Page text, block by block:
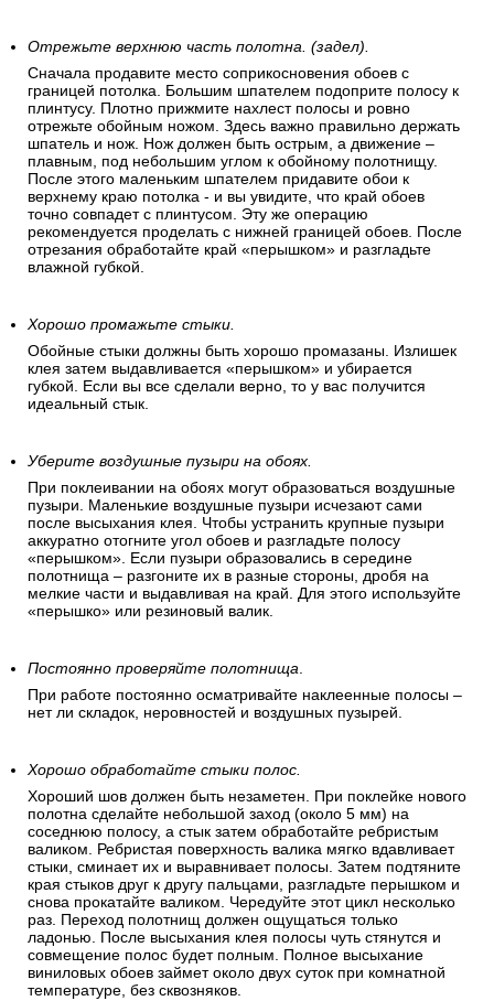
Отрежьте верхнюю часть полотна. (задел).
Сначала продавите место соприкосновения обоев с
границей потолка. Большим шпателем подоприте полосу к
плинтусу. Плотно прижмите нахлест полосы и ровно
отрежьте обойным ножом. Здесь важно правильно держать
шпатель и нож. Нож должен быть острым, а движение –
плавным, под небольшим углом к обойному полотнищу.
После этого маленьким шпателем придавите обои к
верхнему краю потолка - и вы увидите, что край обоев
точно совпадет с плинтусом. Эту же операцию
рекомендуется проделать с нижней границей обоев. После
отрезания обработайте край «перышком» и разгладьте
влажной губкой.
Хорошо промажьте стыки.
Обойные стыки должны быть хорошо промазаны. Излишек
клея затем выдавливается «перышком» и убирается
губкой. Если вы все сделали верно, то у вас получится
идеальный стык.
Уберите воздушные пузыри на обоях.
При поклеивании на обоях могут образоваться воздушные
пузыри. Маленькие воздушные пузыри исчезают сами
после высыхания клея. Чтобы устранить крупные пузыри
аккуратно отогните угол обоев и разгладьте полосу
«перышком». Если пузыри образовались в середине
полотнища – разгоните их в разные стороны, дробя на
мелкие части и выдавливая на край. Для этого используйте
«перышко» или резиновый валик.
Постоянно проверяйте полотнища.
При работе постоянно осматривайте наклеенные полосы –
нет ли складок, неровностей и воздушных пузырей.
Хорошо обработайте стыки полос.
Хороший шов должен быть незаметен. При поклейке нового
полотна сделайте небольшой заход (около 5 мм) на
соседнюю полосу, а стык затем обработайте ребристым
валиком. Ребристая поверхность валика мягко вдавливает
стыки, сминает их и выравнивает полосы. Затем подтяните
края стыков друг к другу пальцами, разгладьте перышком и
снова прокатайте валиком. Чередуйте этот цикл несколько
раз. Переход полотнищ должен ощущаться только
ладонью. После высыхания клея полосы чуть стянутся и
совмещение полос будет полным. Полное высыхание
виниловых обоев займет около двух суток при комнатной
температуре, без сквозняков.